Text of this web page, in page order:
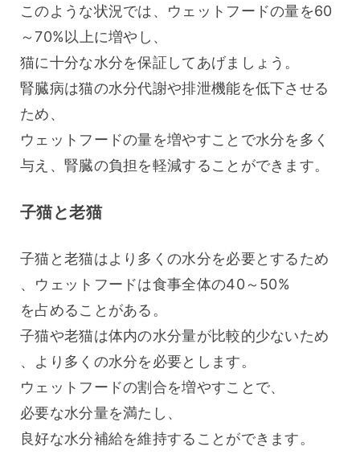
このような状況では、ウェットフードの量を60
～70%以上に増やし、
猫に十分な水分を保証してあげましょう。
腎臓病は猫の水分代謝や排泄機能を低下させる
ため、
ウェットフードの量を増やすことで水分を多く
与え、腎臓の負担を軽減することができます。
子猫と老猫
子猫と老猫はより多くの水分を必要とするため
、ウェットフードは食事全体の40～50%
を占めることがある。
子猫や老猫は体内の水分量が比較的少ないため
、より多くの水分を必要とします。
ウェットフードの割合を増やすことで、
必要な水分量を満たし、
良好な水分補給を維持することができます。